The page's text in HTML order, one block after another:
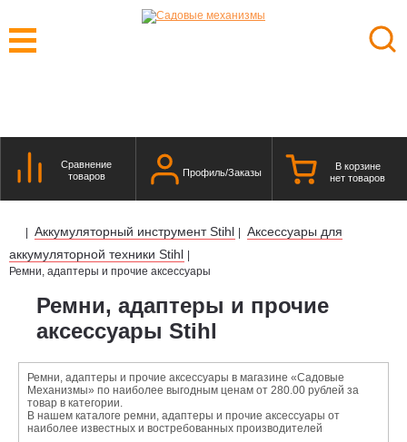
Сравнение
товаров
Профиль/Заказы
В корзине
нет товаров
| Аккумуляторный инструмент Stihl | Аксессуары для
аккумуляторной техники Stihl |
Ремни, адаптеры и прочие аксессуары
Ремни, адаптеры и прочие
аксессуары Stihl
Ремни, адаптеры и прочие аксессуары в магазине «Садовые
Механизмы» по наиболее выгодным ценам от 280.00 рублей за
товар в категории.
В нашем каталоге ремни, адаптеры и прочие аксессуары от
наиболее известных и востребованных производителей